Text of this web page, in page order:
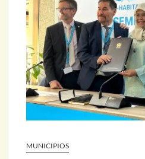
MUNICIPIOS